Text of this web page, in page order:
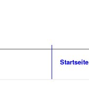
Startseite